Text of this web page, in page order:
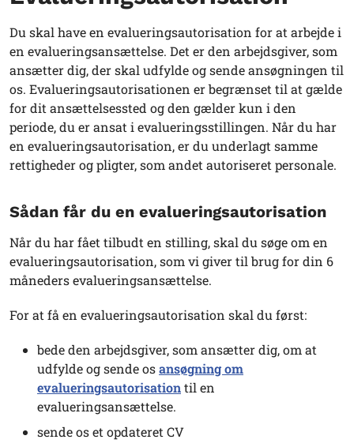
Du skal have en evalueringsautorisation for at arbejde i
en evalueringsansættelse. Det er den arbejdsgiver, som
ansætter dig, der skal udfylde og sende ansøgningen til
os. Evalueringsautorisationen er begrænset til at gælde
for dit ansættelsessted og den gælder kun i den
periode, du er ansat i evalueringsstillingen. Når du har
en evalueringsautorisation, er du underlagt samme
rettigheder og pligter, som andet autoriseret personale.
Sådan får du en evalueringsautorisation
Når du har fået tilbudt en stilling, skal du søge om en
evalueringsautorisation, som vi giver til brug for din 6
måneders evalueringsansættelse.
For at få en evalueringsautorisation skal du først:
bede den arbejdsgiver, som ansætter dig, om at
udfylde og sende osansøgning om
evalueringsautorisationtil en
evalueringsansættelse.
sende os et opdateret CV